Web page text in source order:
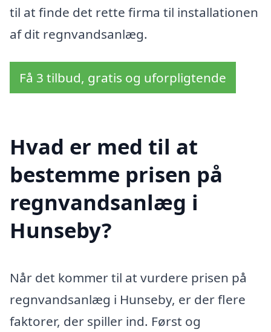
til at finde det rette firma til installationen
af dit regnvandsanlæg.
Få 3 tilbud, gratis og uforpligtende
Hvad er med til at
bestemme prisen på
regnvandsanlæg i
Hunseby?
Når det kommer til at vurdere prisen på
regnvandsanlæg i Hunseby, er der flere
faktorer, der spiller ind. Først og